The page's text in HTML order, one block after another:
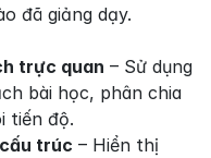
đã giảng dạy.
trực quan – Sử dụng
bài học, phân chia
tiến độ.
trúc – Hiển thị